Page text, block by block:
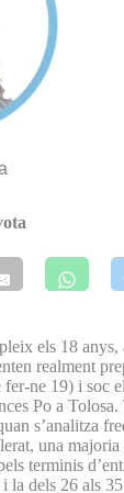
els 18
realment
ne 19) i soc
Po a
s’analitza
una
terminis
la dels 26 als